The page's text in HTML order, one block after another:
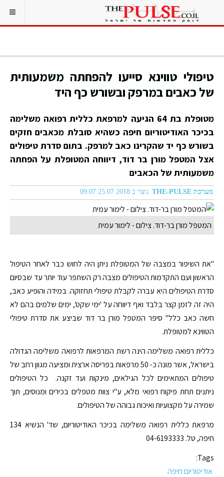
טיפולי טווינא סייעו להפחתה משמעותית
של כאבים במרפק ובשורש כף היד
מטופלת בת 64 הגיעה למרפאת כללית רפואה משלימה
בכיכר האודיטוריום חיפה כשהיא סובלת מכאבים חזקים
בשורש כף יד שהקרינו כאב למרפק. בתום סדרת טיפולים
אצל המטפל מורן בר דוד, דיווחה המטופלת על הפחתה
משמעותית של הכאבים
מערכת THE-PULSE נוצר ב 25.07.2018 09:07
המטפל מורן בר-דוד. צילום - לימור עמית
"את השיפור במצבה של המטופלת ניתן היה לחוש כבר לאחר הטיפול
הראשון ועם התקדמות הטיפולים מצבה רק השתפר עוד יותר עד שבסיום
סדרת הטיפולים היא עברה לקבלת טיפולי תחזוקה. במידה והופיע כאב,
היה זה לזמן קצר בלבד ואף דיווחה על 'ימי שקט', ימים שלמים בהם לא
חשה כאב כלל" סיפר המטפל מורן בר דוד שביצע את סדרת טיפולי
הטווינא למטופלת.
כללית רפואה משלימה הינה רשת המרפאות לרפואה משלימה הגדולה
בישראל, אשר מונה כ- 50 מרפאות בפריסה ארצית ומציעה מגוון רחב של
טיפולים המתאימים לכל הגילאים, מינקות ועד זקנה. כל הטיפולים
ניתנים תחת פיקוח רפואי מלא, ע"י צוות מטפלים בכירים ומנוסים, תוך
שמירה על מקצועיות ואיכות גבוהה של הטיפולים.
מרפאת כללית רפואה משלימה בכיכר האודיטוריום, שד' הנשיא 134
חיפה, טל. 04-6193333
Tags:
אודיטוריום חיפה